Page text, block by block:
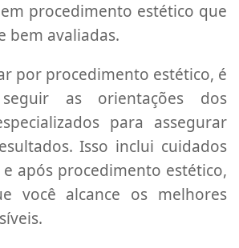
procedimento estético que
bem avaliadas.
por procedimento estético, é
as orientações dos
para assegurar
Isso inclui cuidados
após procedimento estético,
você alcance os melhores